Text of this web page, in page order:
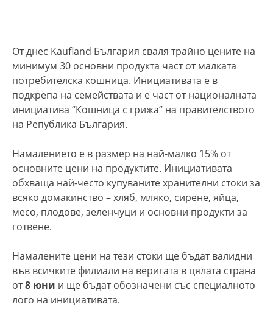
От днес Kaufland България сваля трайно цените на
минимум 30 основни продукта част от малката
потребителска кошница. Инициативата е в
подкрепа на семействата и е част от националната
инициатива “Кошница с грижа” на правителството
на Република България.
Намалението е в размер на най-малко 15% от
основните цени на продуктите. Инициативата
обхваща най-често купуваните хранителни стоки за
всяко домакинство – хляб, мляко, сирене, яйца,
месо, плодове, зеленчуци и основни продукти за
готвене.
Намалените цени на тези стоки ще бъдат валидни
във всичките филиали на веригата в цялата страна
от8 юни и ще бъдат обозначени със специалното
лого на инициативата.